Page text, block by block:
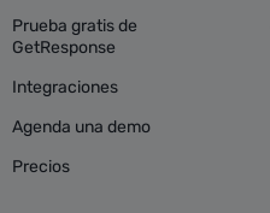
Prueba gratis de
GetResponse
Integraciones
Agenda una demo
Precios